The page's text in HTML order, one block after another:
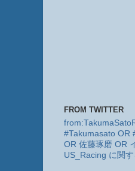
FROM TWITTER
#Takumasato OR
OR 佐藤琢磨 OR
US_Racing に関